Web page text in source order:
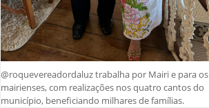
@roquevereadordaluz trabalha por Mairi e para os
mairienses, com realizações nos quatro cantos do
município, beneficiando milhares de famílias.